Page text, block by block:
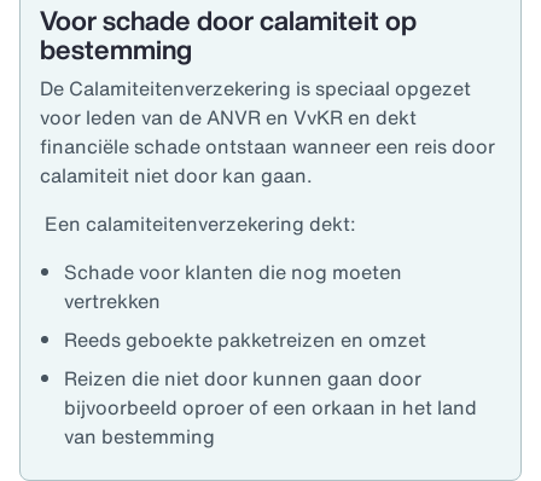
Voor schade door calamiteit op
bestemming
De Calamiteitenverzekering is speciaal opgezet
voor leden van de ANVRen VvKR en dekt
financiële schade ontstaan wanneer een reis door
calamiteit niet door kan gaan.
Een calamiteitenverzekering dekt:
Schade voor klanten die nog moeten
vertrekken
Reeds geboekte pakketreizen en omzet
Reizen die niet door kunnen gaan door
bijvoorbeeld oproer of een orkaan in het land
van bestemming